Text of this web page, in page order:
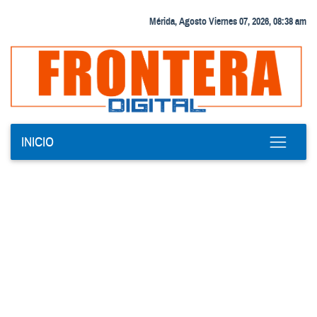
Mérida, Agosto Viernes 07, 2026, 08:38 am
INICIO